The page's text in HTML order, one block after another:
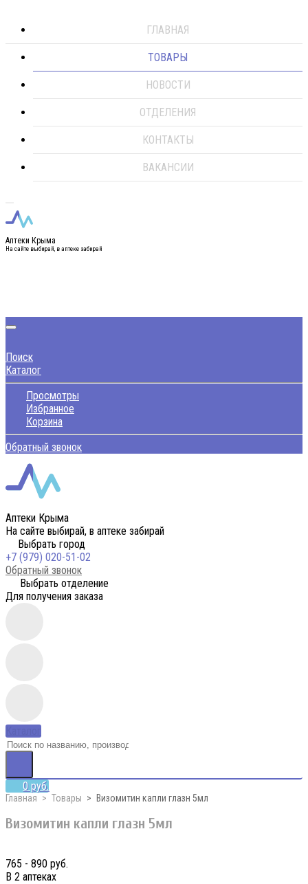
ГЛАВНАЯ
ТОВАРЫ
НОВОСТИ
ОТДЕЛЕНИЯ
КОНТАКТЫ
ВАКАНСИИ
Аптеки Крыма
На сайте выбирай, в аптеке забирай
Поиск
Каталог
Просмотры
Избранное
Корзина
Обратный звонок
Аптеки Крыма
На сайте выбирай, в аптеке забирай
Выбрать город
+7 (979) 020-51-02
Обратный звонок
Выбрать отделение
Для получения заказа
0 руб.
Главная Товары Визомитин капли глазн 5мл
Визомитин капли глазн 5мл
765 - 890 руб.
В 2 аптеках